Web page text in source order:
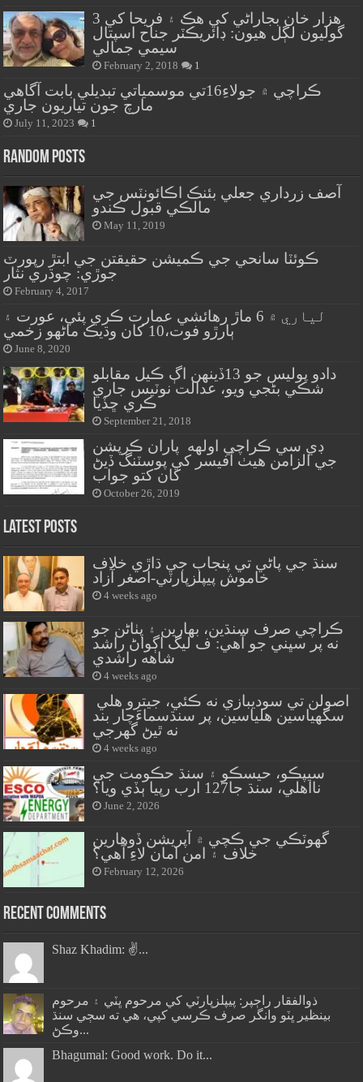
هزار خان بجاراڻي کي هڪ ۽ فريحا کي 3
گوليون لڳل هيون: ڊائريڪٽر جناح اسپتال
سيمي جمالي
February 2, 2018 1
ڪراچي ۾ جولاءِ16تي موسمياتي تبديلي بابت آگاهي
مارچ جون تياريون جاري
July 11, 2023 1
Random Posts
آصف زرداري جعلي بئنڪ اڪائونٽس جي
مالڪي قبول ڪندو
May 11, 2019
ڪوئٽا سانحي جي ڪميشن حقيقتن جي ابتڙ رپورٽ
جوڙي: چوڌري نثار
February 4, 2017
لياري ۾ 6 ماڙ رهائشي عمارت ڪري پئي، عورت ۽
ٻارڙو فوت،10 کان وڌيڪ ماڻهو زخمي
June 8, 2020
دادو پوليس جو 13ڏينهن اڳ ڪيل مقابلو
شڪي بڻجي ويو، عدالت نوٽيس جاري
ڪري ڇڏيا
September 21, 2018
ڊي سي ڪراچي اولهه پاران ڪرپشن
جي الزامن هيٺ آفيسر کي پوسٽنگ ڏيڻ
کان کتو جواب
October 26, 2019
Latest Posts
سنڌ جي پاڻي تي پنجاب جي ڌاڙي خلاف
خاموش پيپلزپارٽي-اصغر آزاد
4 weeks ago
ڪراچي صرف سنڌين، بهارين ۽ پٺاڻن جو
نه پر سڀني جو آهي: ف ليگ اڳواڻ راشد
شاهه راشدي
4 weeks ago
سگهياسين هلياسين، پر سنڌسماءَچار بند
نه ٿيڻ گهرجي
4 weeks ago
سيپڪو، حيسڪو ۽ سنڌ حڪومت جي
نااهلي، سنڌ جا127 ارب رپيا ٻڏي ويا؟
June 2, 2026
گهوٽڪي جي ڪچي ۾ آپريشن ڏوهارين
خلاف ۽ امن امان لاءِ آهي؟
February 12, 2026
Recent Comments
Shaz Khadim: ✌️...
ذوالفقار راڄپر: پيپلزپارٽي کي مرحوم ڀٽي ۽ مرحوم
بينظير ڀٽو وانگر صرف ڪرسي کپي، هي ته سڄي سنڌ
وڪڻ...
Bhagumal: Good work. Do it...